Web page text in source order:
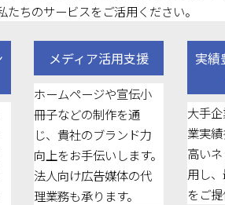
ちのサービスをご活用ください。
メディア活用支援
ホームページや宣伝小
冊子などの制作を通
じ、貴社のブランド力
向上をお手伝いします。
法人向け広告媒体の代
理業務も承ります。
実績
大手
業実
高い
用し
をご提